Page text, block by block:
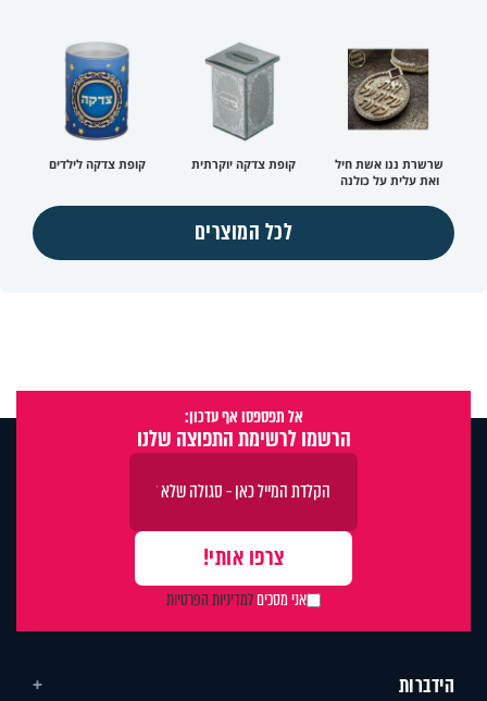
שרשרת ננו אשת חיל
ואת עלית על כולנה
קופת צדקה יוקרתית קופת צדקה לילדים
לכל המוצרים
אל תפספסו אף עדכון:
הרשמו לרשימת התפוצה שלנו
אני מסכיםלמדיניות הפרטיות
הידברות